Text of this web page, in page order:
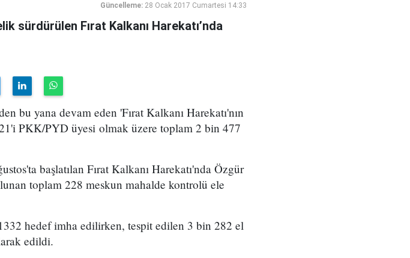
Güncelleme: 28 Ocak 2017 Cumartesi 14:33
sürdürülen Fırat Kalkanı Harekatı’nda
bu yana devam eden 'Fırat Kalkanı Harekatı'nın
PKK/PYD üyesi olmak üzere toplam 2 bin 477
başlatılan Fırat Kalkanı Harekatı'nda Özgür
toplam 228 meskun mahalde kontrolü ele
hedef imha edilirken, tespit edilen 3 bin 282 el
edildi.